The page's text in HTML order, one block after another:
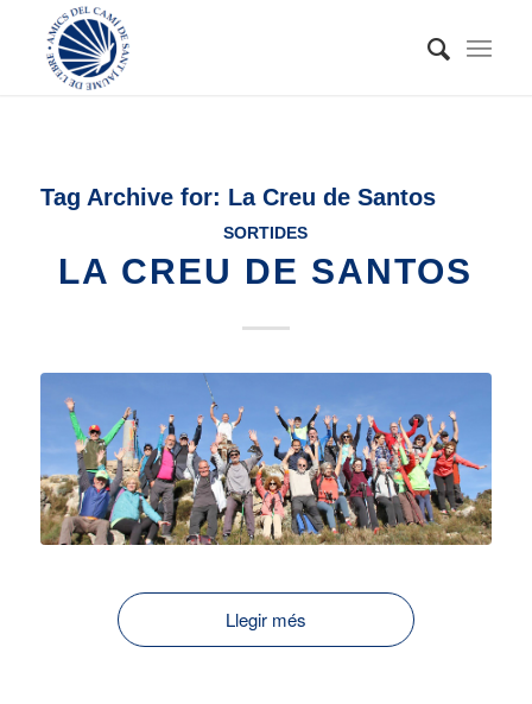
Tag Archive for: La Creu de Santos
SORTIDES
LA CREU DE SANTOS
Llegir més